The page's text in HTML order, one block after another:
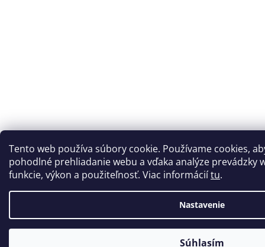
Tento web používa súbory cookie. Používame cookies,
pohodlné prehliadanie webu a vďaka analýze prevádzky
funkcie, výkon a použiteľnosť. Viac informáciítu.
Nastavenie
Súhlasím